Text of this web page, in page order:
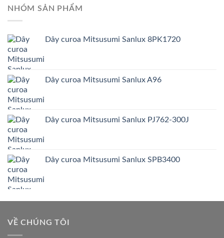
NHÓM SẢN PHẨM
Dây curoa Mitsusumi Sanlux 8PK1720
Dây curoa Mitsusumi Sanlux A96
Dây curoa Mitsusumi Sanlux PJ762-300J
Dây curoa Mitsusumi Sanlux SPB3400
VỀ CHÚNG TÔI